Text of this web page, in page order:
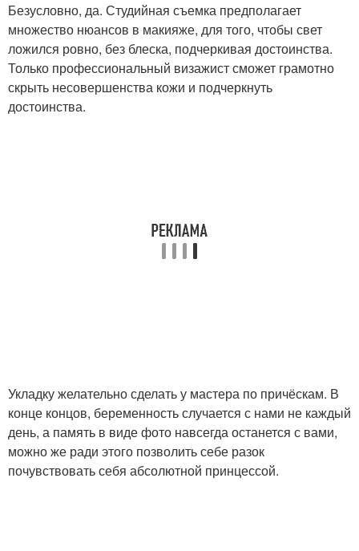
Безусловно, да. Студийная съемка предполагает
множество нюансов в макияже, для того, чтобы свет
ложился ровно, без блеска, подчеркивая достоинства.
Только профессиональный визажист сможет грамотно
скрыть несовершенства кожи и подчеркнуть
достоинства.
Укладку желательно сделать у мастера по причёскам. В
конце концов, беременность случается с нами не каждый
день, а память в виде фото навсегда останется с вами,
можно же ради этого позволить себе разок
почувствовать себя абсолютной принцессой.